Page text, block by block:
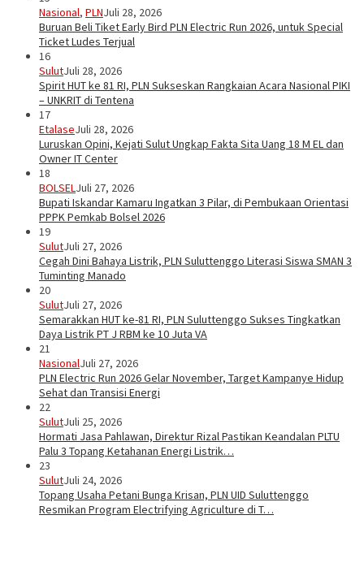
Nasional, PLNJuli 28, 2026
Buruan Beli Tiket Early Bird PLN Electric Run 2026, untuk Special
Ticket Ludes Terjual
16
SulutJuli 28, 2026
Spirit HUT ke 81 RI, PLN Sukseskan Rangkaian Acara Nasional PIKI
– UNKRIT di Tentena
17
EtalaseJuli 28, 2026
Luruskan Opini, Kejati Sulut Ungkap Fakta Sita Uang 18 M EL dan
Owner IT Center
18
BOLSELJuli 27, 2026
Bupati Iskandar Kamaru Ingatkan 3 Pilar, di Pembukaan Orientasi
PPPK Pemkab Bolsel 2026
19
SulutJuli 27, 2026
Cegah Dini Bahaya Listrik, PLN Suluttenggo Literasi Siswa SMAN 3
Tuminting Manado
20
SulutJuli 27, 2026
Semarakkan HUT ke-81 RI, PLN Suluttenggo Sukses Tingkatkan
Daya Listrik PT J RBM ke 10 Juta VA
21
NasionalJuli 27, 2026
PLN Electric Run 2026 Gelar November, Target Kampanye Hidup
Sehat dan Transisi Energi
22
SulutJuli 25, 2026
Hormati Jasa Pahlawan, Direktur Rizal Pastikan Keandalan PLTU
Palu 3 Topang Ketahanan Energi Listrik…
23
SulutJuli 24, 2026
Topang Usaha Petani Bunga Krisan, PLN UID Suluttenggo
Resmikan Program Electrifying Agriculture di T…